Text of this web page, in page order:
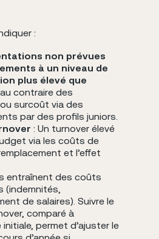
:
non prévues
à un niveau de
plus élevé que
contraire des
surcoût via des
par des profils juniors.
: Un turnover élevé
via les coûts de
et l’effet
entraînent des coûts
(indemnités,
de salaires). Suivre le
comparé à
initiale, permet d’ajuster le